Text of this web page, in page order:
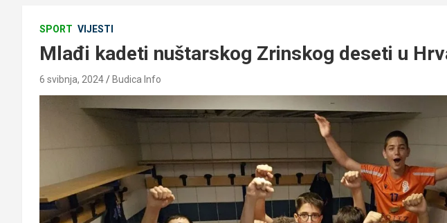
SPORT VIJESTI
Mlađi kadeti nuštarskog Zrinskog deseti u
6 svibnja, 2024 Budica Info